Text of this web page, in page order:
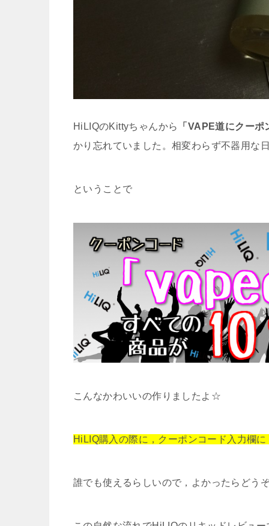
HiLIQのKittyちゃんから
「VAPE道にクー
かり忘れていました。相変わらず不器用な
ということで
こんなかわいいの作りましたよ☆
HiLIQ購入の際に，クーポンコード入力欄に
誰でも使えるらしいので，よかったらどう